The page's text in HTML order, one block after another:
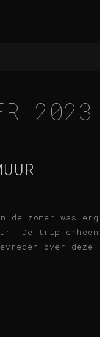
2023
zomer was erg
De trip
over deze